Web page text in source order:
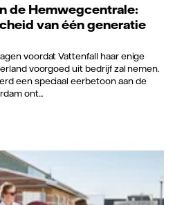
de Hemwegcentrale:
van één generatie
voordat Vattenfall haar enige
voorgoed uit bedrijf zal nemen.
een speciaal eerbetoon aan de
ont...
Hägglund